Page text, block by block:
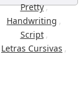
Pretty,
Handwriting ,
Script ,
Letras Cursivas ,